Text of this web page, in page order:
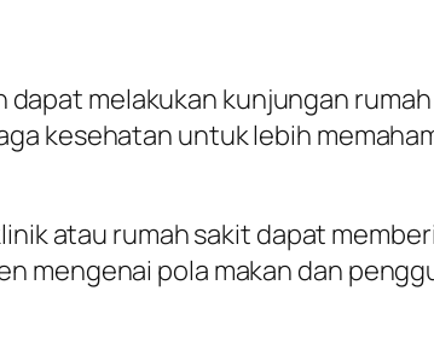
dapat melakukan kunjungan
kesehatan untuk lebih
atau rumah sakit dapat
mengenai pola makan dan